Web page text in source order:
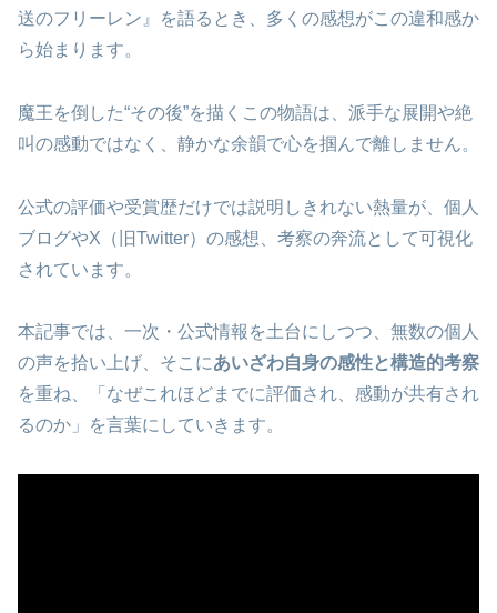
送のフリーレン』を語るとき、多くの感想がこの違和感か
ら始まります。
魔王を倒した“その後”を描くこの物語は、派手な展開や絶
叫の感動ではなく、静かな余韻で心を掴んで離しません。
公式の評価や受賞歴だけでは説明しきれない熱量が、個人
ブログやX（旧Twitter）の感想、考察の奔流として可視化
されています。
本記事では、一次・公式情報を土台にしつつ、無数の個人
の声を拾い上げ、そこにあいざわ自身の感性と構造的考察
を重ね、「なぜこれほどまでに評価され、感動が共有され
るのか」を言葉にしていきます。